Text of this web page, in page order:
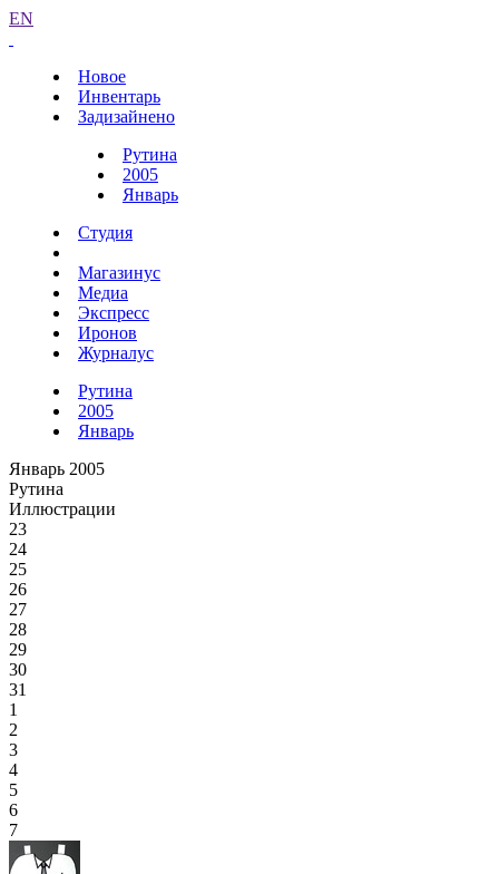
EN
Новое
Инвентарь
Задизайнено
Рутина
2005
Январь
Студия
Магазинус
Медиа
Экспресс
Иронов
Журналус
Рутина
2005
Январь
Январь 2005
Рутина
Иллюстрации
23
24
25
26
27
28
29
30
31
1
2
3
4
5
6
7